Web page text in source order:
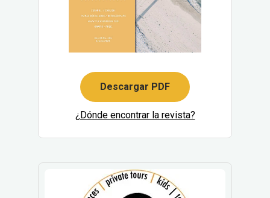
Descargar PDF
¿Dónde encontrar la revista?